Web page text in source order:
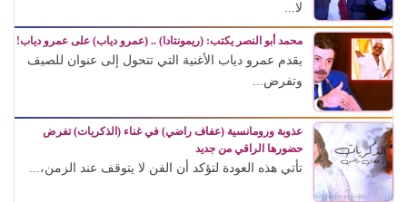
لا...
محمد أبو النصر يكتب: (ريمونتادا) .. (عمرو دياب) على عمرو دياب!
يقدم عمرو دياب الأغنية التي تتحول إلى عنوان للصيف
وتفرض...
عذوبة ورومانسية (عفاف راضي) في غناء (الذكريات) تفرض
حضورها الراقي من جديد
تأتي هذه العودة لتؤكد أن الفن لا يتوقف عند الزمن،...